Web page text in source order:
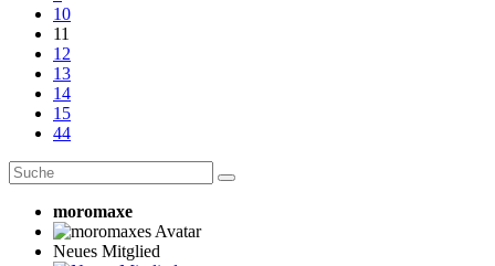
10
11
12
13
14
15
44
moromaxe
Neues Mitglied